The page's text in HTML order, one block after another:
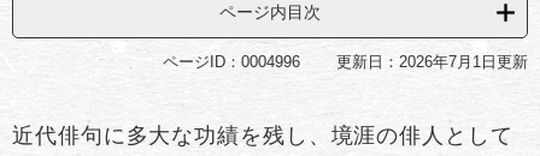
ページ内目次
ページID：0004996 更新日：2026年7月1日更新
近代俳句に多大な功績を残し、境涯の俳人として